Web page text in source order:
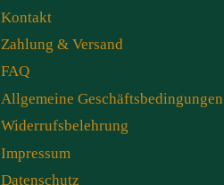
Kontakt
Zahlung & Versand
FAQ
Allgemeine Geschäftsbedingungen
Widerrufsbelehrung
Impressum
Datenschutz